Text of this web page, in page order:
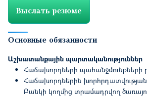
Выслать резюме
Основные обязанности
Աշխատանքային պարտականություններ
Հաճախորդների պահանջմունքների
Հաճախորդներին
Բանկի կողմից տրամադրվող